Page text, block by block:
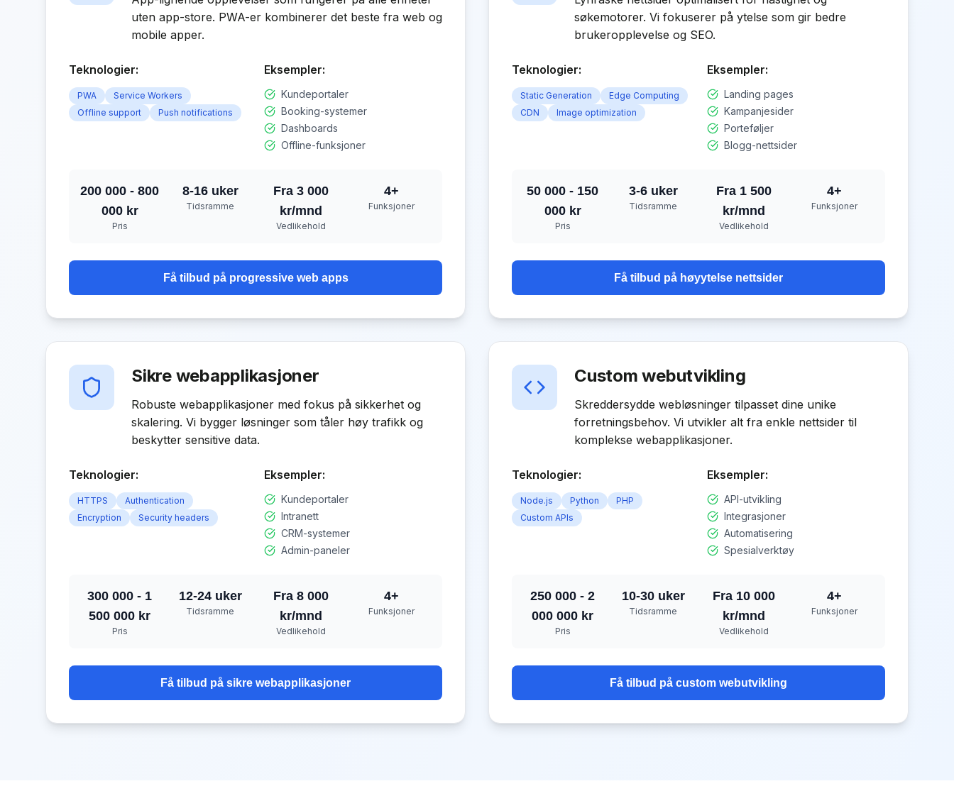
uten app-store. PWA-er kombinerer det beste fra web og
mobile apper.
Teknologier:
PWA
Service Workers
Offline support
Push notifications
Eksempler:
Kundeportaler
Booking-systemer
Dashboards
Offline-funksjoner
200 000 - 800
000 kr
Pris
8-16 uker
Tidsramme
Fra 3 000
kr/mnd
Vedlikehold
4+
Funksjoner
Få tilbud på progressive web apps
søkemotorer. Vi fokuserer på ytelse som gir bedre
brukeropplevelse og SEO.
Teknologier:
Static Generation
Edge Computing
CDN
Image optimization
Eksempler:
Landing pages
Kampanjesider
Porteføljer
Blogg-nettsider
50 000 - 150
000 kr
Pris
3-6 uker
Tidsramme
Fra 1 500
kr/mnd
Vedlikehold
4+
Funksjoner
Få tilbud på høyytelse nettsider
Sikre webapplikasjoner
Robuste webapplikasjoner med fokus på sikkerhet og
skalering. Vi bygger løsninger som tåler høy trafikk og
beskytter sensitive data.
Teknologier:
HTTPS
Authentication
Encryption
Security headers
Eksempler:
Kundeportaler
Intranett
CRM-systemer
Admin-paneler
300 000 - 1
500 000 kr
Pris
12-24 uker
Tidsramme
Fra 8 000
kr/mnd
Vedlikehold
4+
Funksjoner
Få tilbud på sikre webapplikasjoner
Custom webutvikling
Skreddersydde webløsninger tilpasset dine unike
forretningsbehov. Vi utvikler alt fra enkle nettsider til
komplekse webapplikasjoner.
Teknologier:
Node.js Python
PHP
Custom APIs
Eksempler:
API-utvikling
Integrasjoner
Automatisering
Spesialverktøy
250 000 - 2
000 000 kr
Pris
10-30 uker
Tidsramme
Fra 10 000
kr/mnd
Vedlikehold
4+
Funksjoner
Få tilbud på custom webutvikling